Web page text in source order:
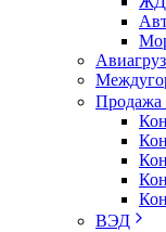
Продажа
ВЭД